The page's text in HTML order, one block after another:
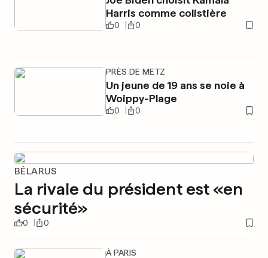
Harris comme colistière
0 0
PRÈS DE METZ
Un jeune de 19 ans se noie à
Woippy-Plage
0 0
BÉLARUS
La rivale du président est «en
sécurité»
0 0
À PARIS